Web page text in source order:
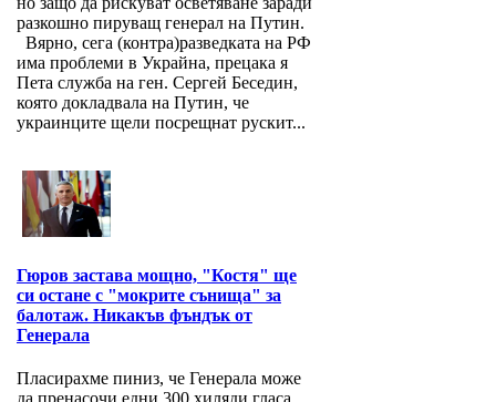
разкошно пируващ генерал на Путин.
Вярно, сега (контра)разведката на РФ
има проблеми в Украйна, прецака я
Пета служба на ген. Сергей Беседин,
която докладвала на Путин, че
украинците щели посрещнат рускит...
Гюров застава мощно, "Костя" ще
си остане с "мокрите сънища" за
балотаж. Никакъв фъндък от
Генерала
Пласирахме пиниз, че Генерала може